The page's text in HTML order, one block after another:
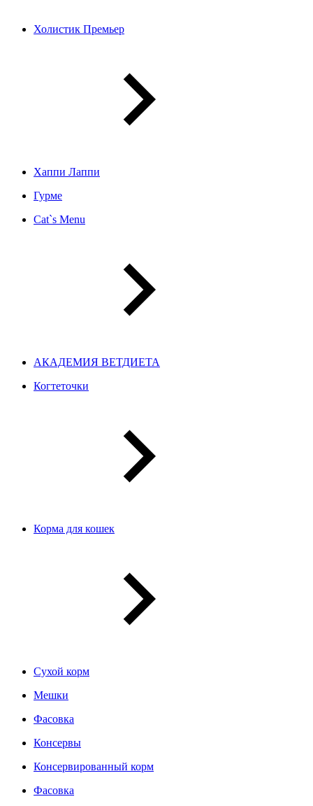
Холистик Премьер
Хаппи Лаппи
Гурме
Cat`s Menu
АКАДЕМИЯ ВЕТДИЕТА
Когтеточки
Корма для кошек
Сухой корм
Мешки
Фасовка
Консервы
Консервированный корм
Фасовка